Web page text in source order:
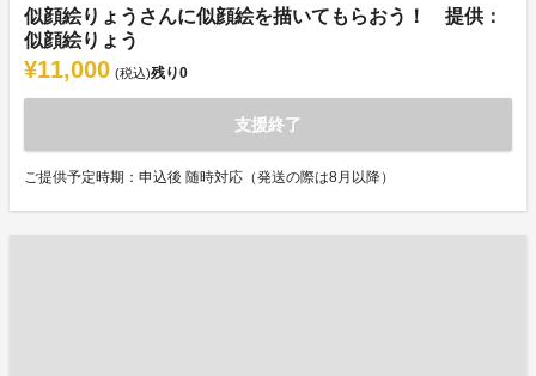
似顔絵りょうさんに似顔絵を描いてもらおう！ 提供：
似顔絵りょう
¥11,000 (税込)残り0
支援終了
ご提供予定時期：申込後 随時対応（発送の際は8月以降）